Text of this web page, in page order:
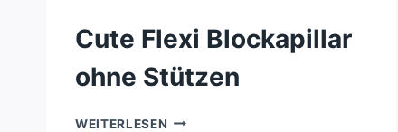
Cute Flexi Blockapillar
ohne Stützen
WEITERLESEN CUTE